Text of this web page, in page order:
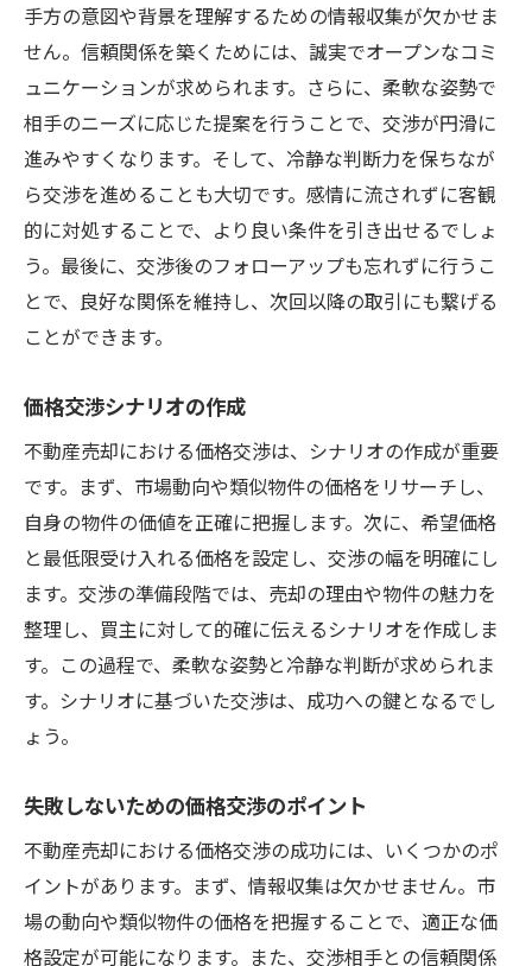
手方の意図や背景を理解するための情報収集が欠かせま
せん。信頼関係を築くためには、誠実でオープンなコミ
ュニケーションが求められます。さらに、柔軟な姿勢で
相手のニーズに応じた提案を行うことで、交渉が円滑に
進みやすくなります。そして、冷静な判断力を保ちなが
ら交渉を進めることも大切です。感情に流されずに客観
的に対処することで、より良い条件を引き出せるでしょ
う。最後に、交渉後のフォローアップも忘れずに行うこ
とで、良好な関係を維持し、次回以降の取引にも繋げる
ことができます。
価格交渉シナリオの作成
不動産売却における価格交渉は、シナリオの作成が重要
です。まず、市場動向や類似物件の価格をリサーチし、
自身の物件の価値を正確に把握します。次に、希望価格
と最低限受け入れる価格を設定し、交渉の幅を明確にし
ます。交渉の準備段階では、売却の理由や物件の魅力を
整理し、買主に対して的確に伝えるシナリオを作成しま
す。この過程で、柔軟な姿勢と冷静な判断が求められま
す。シナリオに基づいた交渉は、成功への鍵となるでし
ょう。
失敗しないための価格交渉のポイント
不動産売却における価格交渉の成功には、いくつかのポ
イントがあります。まず、情報収集は欠かせません。市
場の動向や類似物件の価格を把握することで、適正な価
格設定が可能になります。また、交渉相手との信頼関係